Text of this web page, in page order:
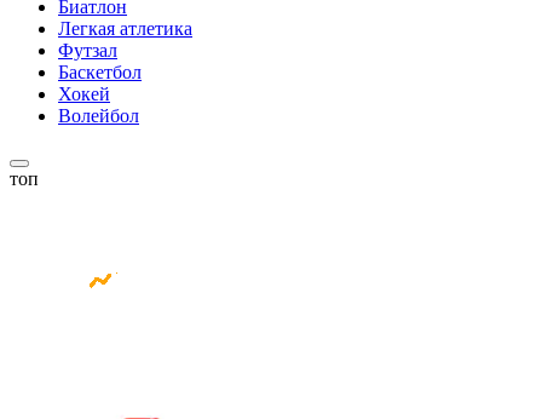
Биатлон
Легкая атлетика
Футзал
Баскетбол
Хокей
Волейбол
топ